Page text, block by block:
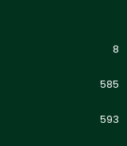
8
585
593